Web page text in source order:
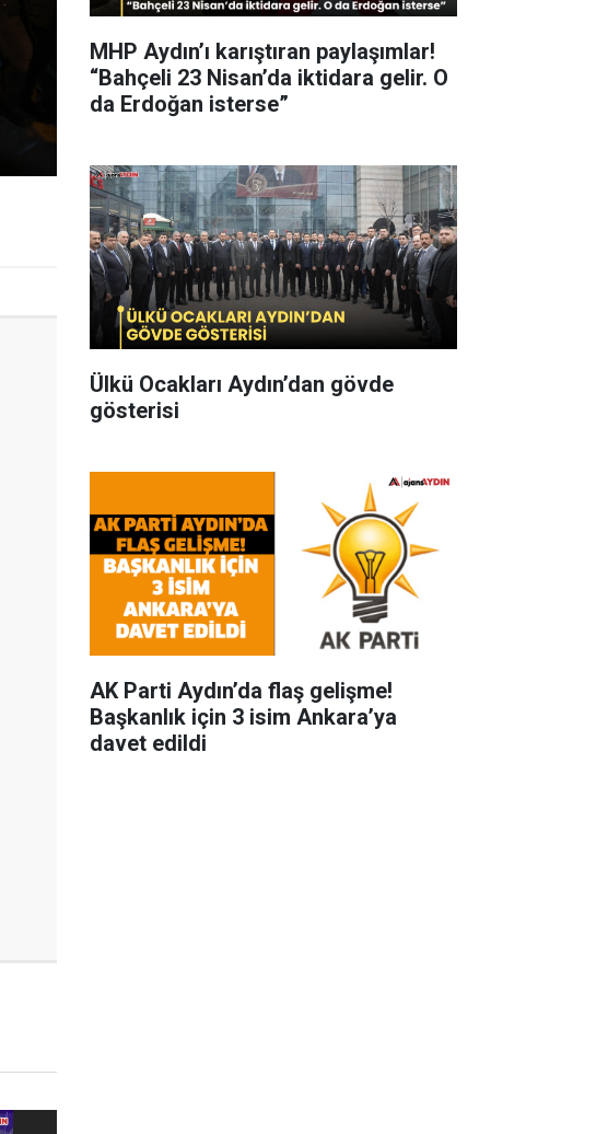
MHP Aydın’ı karıştıran paylaşımlar!
“Bahçeli 23 Nisan’da iktidara gelir. O
da Erdoğan isterse”
Ülkü Ocakları Aydın’dan gövde
gösterisi
AK Parti Aydın’da flaş gelişme!
Başkanlık için 3 isim Ankara’ya
davet edildi